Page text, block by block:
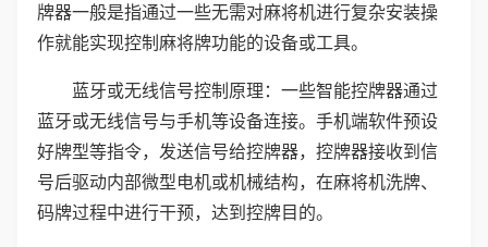
牌器一般是指通过一些无需对麻将机进行复杂安装操
作就能实现控制麻将牌功能的设备或工具。
蓝牙或无线信号控制原理：一些智能控牌器通过
蓝牙或无线信号与手机等设备连接。手机端软件预设
好牌型等指令，发送信号给控牌器，控牌器接收到信
号后驱动内部微型电机或机械结构，在麻将机洗牌、
码牌过程中进行干预，达到控牌目的。